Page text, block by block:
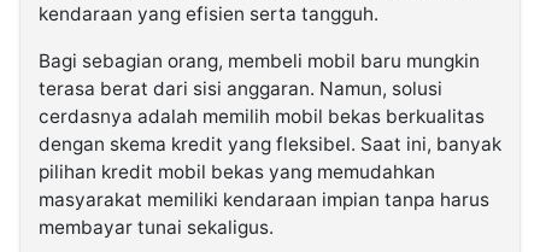
kendaraan yang efisien serta tangguh.
Bagi sebagian orang, membeli mobil baru mungkin
terasa berat dari sisi anggaran. Namun, solusi
cerdasnya adalah memilih mobil bekas berkualitas
dengan skema kredit yang fleksibel. Saat ini, banyak
pilihan kredit mobil bekas yang memudahkan
masyarakat memiliki kendaraan impian tanpa harus
membayar tunai sekaligus.